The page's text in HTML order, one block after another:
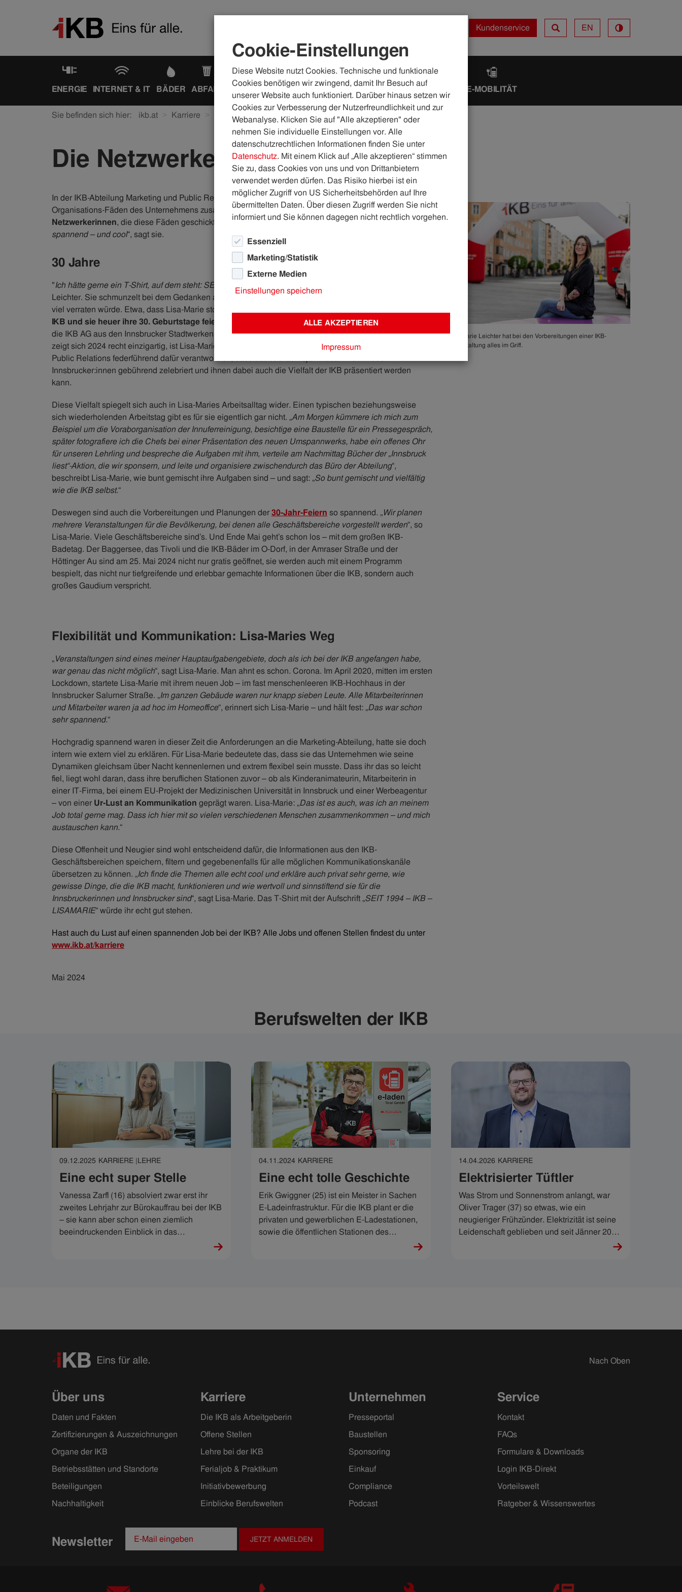
Kundenservice EN
ENERGIE INTERNET & IT BÄDER ABFALL WASSER & ABWASSER KÄLTE & WÄRME PHOTOVOLTAIK E-MOBILITÄT
Sie befinden sich hier: ikb.at Karriere Einblicke Die Netzwerkerin
Die Netzwerkerin
In der IKB-Abteilung Marketing und Public Relations laufen alle Kommunikations- und zahlreiche
Organisations-Fäden des Unternehmens zusammen. Lisa-Marie Leichter zählt zu den sieben
Netzwerkerinnen, die diese Fäden geschickt zusammen- und in Bewegung halten. „Das ist extrem
spannend – und cool“, sagt sie.
30 Jahre
"Ich hätte gerne ein T-Shirt, auf dem steht: SEIT 1994 – IKB – und dann mein Name
Leichter. Sie schmunzelt bei dem Gedanken an das imaginäre Kleidungsstück, dessen Aufschrift ziemlich
viel verraten würde. Etwa, dass Lisa-Marie stolz darauf ist, bei der IKB zu arbeiten. Oder eben, dass
IKB und sie heuer ihre 30. Geburtstage feiern
. Lisa-Marie wurde 1994 geboren, in dem Jahr also, als
die IKB AG aus den Innsbrucker Stadtwerken entstanden ist. Der Zufall der gemeinsamen Jahreszahl
zeigt sich 2024 recht einzigartig, ist Lisa-Marie doch als Mitarbeiterin der IKB-Abteilung Marketing und
Public Relations federführend dafür verantwortlich, dass das Jubiläumsjahr zusammen mit den
Innsbrucker:innen gebührend zelebriert und ihnen dabei auch die Vielfalt der IKB präsentiert werden
kann.
Diese Vielfalt spiegelt sich auch in Lisa-Maries Arbeitsalltag wider. Einen typischen beziehungsweise
sich wiederholenden Arbeitstag gibt es für sie eigentlich gar nicht. „Am Morgen kümmere ich mich zum
Beispiel um die Voraborganisation der Innuferreinigung, besichtige eine Baustelle für ein Pressegespräch,
später fotografiere ich die Chefs bei einer Präsentation des neuen Umspannwerks, habe ein offenes Ohr
für unseren Lehrling und bespreche die Aufgaben mit ihm, verteile am Nachmittag Bücher der „Innsbruck
liest“-Aktion, die wir sponsern, und leite und organisiere zwischendurch das Büro der Abteilung“,
beschreibt Lisa-Marie, wie bunt gemischt ihre Aufgaben sind – und sagt: „So bunt gemischt und vielfältig
wie die IKB selbst.“
Deswegen sind auch die Vorbereitungen und Planungen der30-Jahr-Feiern so spannend. „Wir planen
mehrere Veranstaltungen für die Bevölkerung, bei denen alle Geschäftsbereiche vorgestellt werden“, so
Lisa-Marie. Viele Geschäftsbereiche sind’s. Und Ende Mai geht’s schon los – mit dem großen IKB-
Badetag. Der Baggersee, das Tivoli und die IKB-Bäder im O-Dorf, in der Amraser Straße und der
Höttinger Au sind am 25. Mai 2024 nicht nur gratis geöffnet, sie werden auch mit einem Programm
bespielt, das nicht nur tiefgreifende und erlebbar gemachte Informationen über die IKB, sondern auch
großes Gaudium verspricht.
Flexibilität und Kommunikation: Lisa-Maries Weg
„Veranstaltungen sind eines meiner Hauptaufgabengebiete, doch als ich bei der IKB angefangen habe,
war genau das nicht möglich“, sagt Lisa-Marie. Man ahnt es schon. Corona. Im April 2020, mitten im ersten
Lockdown, startete Lisa-Marie mit ihrem neuen Job – im fast menschenleeren IKB-Hochhaus in der
Innsbrucker Salurner Straße. „Im ganzen Gebäude waren nur knapp sieben Leute. Alle Mitarbeiterinnen
und Mitarbeiter waren ja ad hoc im Homeoffice“, erinnert sich Lisa-Marie – und hält fest: „Das war schon
sehr spannend.“
Hochgradig spannend waren in dieser Zeit die Anforderungen an die Marketing-Abteilung, hatte sie doch
intern wie extern viel zu erklären. Für Lisa-Marie bedeutete das, dass sie das Unternehmen wie seine
Dynamiken gleichsam über Nacht kennenlernen und extrem flexibel sein musste. Dass ihr das so leicht
fiel, liegt wohl daran, dass ihre beruflichen Stationen zuvor – ob als Kinderanimateurin, Mitarbeiterin in
einer IT-Firma, bei einem EU-Projekt der Medizinischen Universität in Innsbruck und einer Werbeagentur
– von einer Ur-Lust an Kommunikation geprägt waren. Lisa-Marie: „Das ist es auch, was ich an meinem
Job total gerne mag. Dass ich hier mit so vielen verschiedenen Menschen zusammenkommen – und mich
austauschen kann.“
Diese Offenheit und Neugier sind wohl entscheidend dafür, die Informationen aus den IKB-
Geschäftsbereichen speichern, filtern und gegebenenfalls für alle möglichen Kommunikationskanäle
übersetzen zu können. „Ich finde die Themen alle echt cool und erkläre auch privat sehr gerne, wie
gewisse Dinge, die die IKB macht, funktionieren und wie wertvoll und sinnstiftend sie für die
Innsbruckerinnen und Innsbrucker sind“, sagt Lisa-Marie. Das T-Shirt mit der Aufschrift „SEIT 1994 – IKB –
LISAMARIE“ würde ihr echt gut stehen.
Hast auch du Lust auf einen spannenden Job bei der IKB? Alle Jobs und offenen Stellen findest du unter
www.ikb.at/karriere
Lisa-Marie Leichter hat bei den Vorbereitungen einer IKB-
Veranstaltung alles im Griff.
Mai 2024
Berufswelten der IKB
09.12.2025 KARRIERE |LEHRE
Eine echt super Stelle
Vanessa Zarfl (16) absolviert zwar erst ihr
zweites Lehrjahr zur Bürokauffrau bei der IKB
– sie kann aber schon einen ziemlich
beeindruckenden Einblick in das
04.11.2024 KARRIERE
Eine echt tolle Geschichte
Erik Gwiggner (25) ist ein Meister in Sachen
E-Ladeinfrastruktur. Für die IKB plant er die
privaten und gewerblichen E-Ladestationen,
sowie die öffentlichen Stationen des
Tochterunternehmens e-laden Tirol GmbH. Er
14.04.2026 KARRIERE
Elektrisierter Tüftler
Was Strom und Sonnenstrom anlangt, war
Oliver Trager (37) so etwas, wie ein
neugieriger Frühzünder. Elektrizität ist seine
Leidenschaft geblieben und seit Jänner 2025
kann er sie in der Geschäftsführung der IKB
Nach Oben
Über uns
Daten und Fakten
Zertifizierungen & Auszeichnungen
Organe der IKB
Betriebsstätten und Standorte
Beteiligungen
Nachhaltigkeit
Karriere
Die IKB als Arbeitgeberin
Offene Stellen
Lehre bei der IKB
Ferialjob & Praktikum
Initiativbewerbung
Einblicke Berufswelten
Unternehmen
Presseportal
Baustellen
Sponsoring
Einkauf
Compliance
Podcast
Service
Kontakt
FAQs
Formulare & Downloads
Login IKB-Direkt
Vorteilswelt
Ratgeber & Wissenswertes
Newsletter JETZT ANMELDEN
Cookie-Einstellungen
Diese Website nutzt Cookies. Technische und funktionale
Cookies benötigen wir zwingend, damit Ihr Besuch auf
unserer Website auch funktioniert. Darüber hinaus setzen wir
Cookies zur Verbesserung der Nutzerfreundlichkeit und zur
Webanalyse. Klicken Sie auf "Alle akzeptieren" oder
nehmen Sie individuelle Einstellungen vor. Alle
datenschutzrechtlichen Informationen finden Sie unter
Datenschutz. Mit einem Klick auf „Alle akzeptieren“ stimmen
Sie zu, dass Cookies von uns und von Drittanbietern
verwendet werden dürfen. Das Risiko hierbei ist ein
möglicher Zugriff von US Sicherheitsbehörden auf Ihre
übermittelten Daten. Über diesen Zugriff werden Sie nicht
informiert und Sie können dagegen nicht rechtlich vorgehen.
Essenziell
Marketing/Statistik
Externe Medien
Einstellungen speichern
ALLE AKZEPTIEREN
Impressum